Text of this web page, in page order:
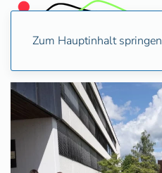
Zum Hauptinhalt springen